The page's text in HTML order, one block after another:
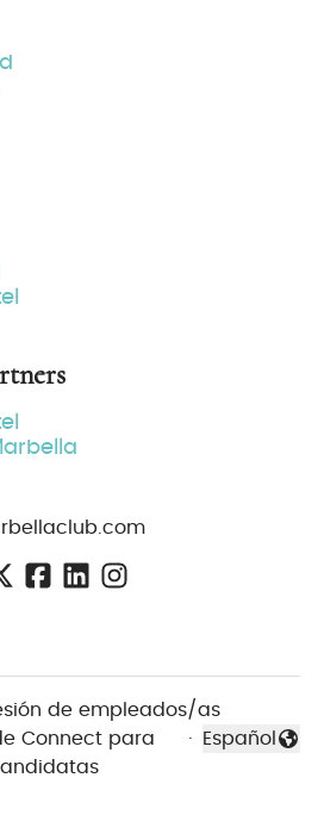
de empleados/as
Connect para
·
Cambiar
Español